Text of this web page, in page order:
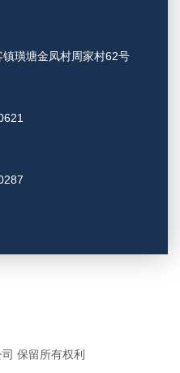
璜塘金凤村周家村62号
保留所有权利